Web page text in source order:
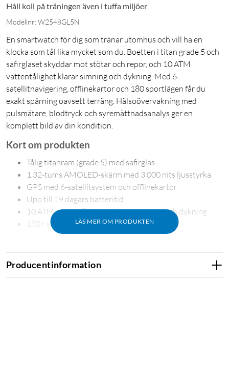
Håll koll på träningen även i tuffa miljöer
Modellnr: W2548GL5N
En smartwatch för dig som tränar utomhus och vill ha en
klocka som tål lika mycket som du. Boetten i titan grade 5 och
safirglaset skyddar mot stötar och repor, och 10 ATM
vattentålighet klarar simning och dykning. Med 6-
satellitnavigering, offlinekartor och 180 sportlägen får du
exakt spårning oavsett terräng. Hälsoövervakning med
pulsmätare, blodtryck och syremättnadsanalys ger en
komplett bild av din kondition.
LÄS MER OM PRODUKTEN
Kort om produkten
Tålig titanram (grade 5) med safirglas
1,32-tums AMOLED-skärm med 3 000 nits ljusstyrka
GPS med 6-satellitsystem och offlinekartor
Upp till 19 dagars batteritid
10 ATM vattentålighet – klarar simning och dykning
180+ sportlägen med hälsoövervakning
Byggd för att tåla
Producentinformation